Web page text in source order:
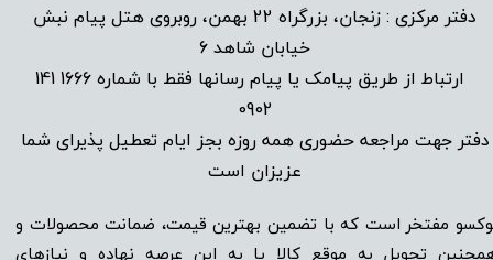
دفتر مرکزی : زنجان، بزرگراه 22 بهمن، روبروی هتل پیام نبش
خیابان شاهد 6
ارتباط از طریق پیامک یا پیام رسانها فقط با شماره
1666 141
0902
دفتر جهت مراجعه حضوری همه روزه بجز ایام تعطیل پذیرای شما
عزیزان است​​​​​​​
مفتخر است که با تضمین بهترین قیمت، ضمانت محصولات و